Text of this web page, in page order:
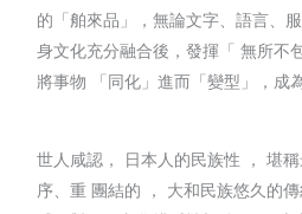
的「舶來品」，無論文字、語言、
身文化充分融合後，發揮「 無所不
將事物 「同化」進而「變型」，成
世人咸認， 日本人的民族性 ， 堪
序、重 團結的 ， 大和民族悠久的